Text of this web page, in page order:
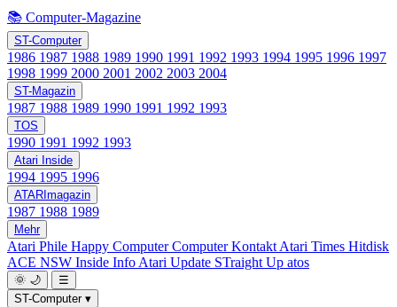
📚 Computer-Magazine
ST-Computer
1986 1987 1988 1989 1990 1991 1992 1993 1994 1995 1996 1997
1998 1999 2000 2001 2002 2003 2004
ST-Magazin
1987 1988 1989 1990 1991 1992 1993
TOS
1990 1991 1992 1993
Atari Inside
1994 1995 1996
ATARImagazin
1987 1988 1989
Mehr
Atari Phile Happy ComputerComputer Kontakt Atari Times Hitdisk
ACE NSW Inside Info Atari Update STraight Up atos
🌞 🌙
☰
ST-Computer ▾